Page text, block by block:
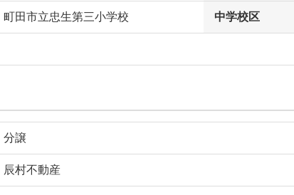
町田市立忠生第三小学校 中学校区
分譲
辰村不動産